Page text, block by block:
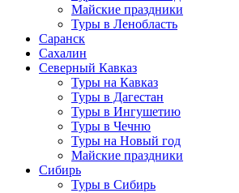
Майские праздники
Туры в Ленобласть
Саранск
Сахалин
Северный Кавказ
Туры на Кавказ
Туры в Дагестан
Туры в Ингушетию
Туры в Чечню
Туры на Новый год
Майские праздники
Сибирь
Туры в Сибирь